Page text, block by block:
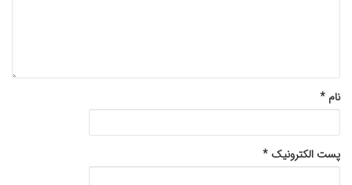
نام *
پست الکترونیک *